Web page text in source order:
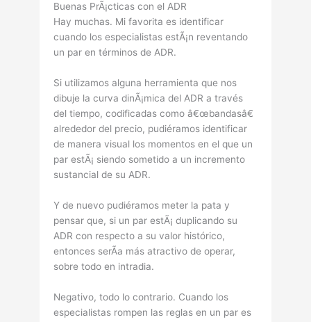
Buenas PrÃ¡cticas con el ADR
Hay muchas. Mi favorita es identificar
cuando los especialistas estÃ¡n reventando
un par en términos de ADR.
Si utilizamos alguna herramienta que nos
dibuje la curva dinÃ¡mica del ADR a través
del tiempo, codificadas como â€œbandasâ€
alrededor del precio, pudiéramos identificar
de manera visual los momentos en el que un
par estÃ¡ siendo sometido a un incremento
sustancial de su ADR.
Y de nuevo pudiéramos meter la pata y
pensar que, si un par estÃ¡ duplicando su
ADR con respecto a su valor histórico,
entonces serÃ­a más atractivo de operar,
sobre todo en intradia.
Negativo, todo lo contrario. Cuando los
especialistas rompen las reglas en un par es